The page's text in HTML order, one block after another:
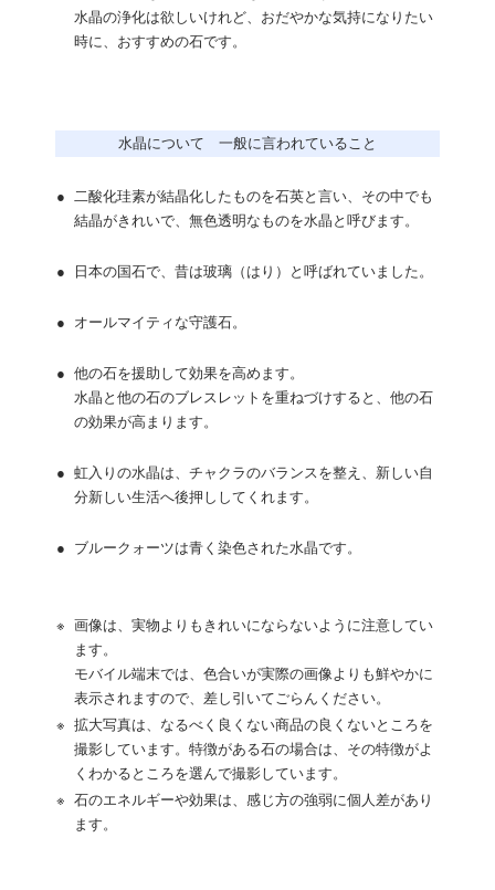
水晶の浄化は欲しいけれど、おだやかな気持になりたい
時に、おすすめの石です。
水晶について 一般に言われていること
●
二酸化珪素が結晶化したものを石英と言い、その中でも
結晶がきれいで、無色透明なものを水晶と呼びます。
● 日本の国石で、昔は玻璃（はり）と呼ばれていました。
● オールマイティな守護石。
●
他の石を援助して効果を高めます。
水晶と他の石のブレスレットを重ねづけすると、他の石
の効果が高まります。
●
虹入りの水晶は、チャクラのバランスを整え、新しい自
分新しい生活へ後押ししてくれます。
● ブルークォーツは青く染色された水晶です。
※
画像は、実物よりもきれいにならないように注意してい
ます。
モバイル端末では、色合いが実際の画像よりも鮮やかに
表示されますので、差し引いてごらんください。
※
拡大写真は、なるべく良くない商品の良くないところを
撮影しています。特徴がある石の場合は、その特徴がよ
くわかるところを選んで撮影しています。
※
石のエネルギーや効果は、感じ方の強弱に個人差があり
ます。